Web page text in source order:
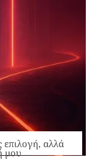
αλλά
μου